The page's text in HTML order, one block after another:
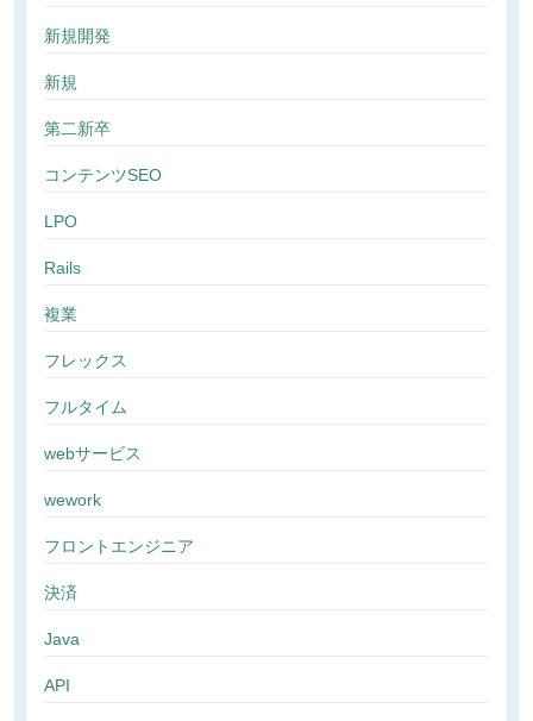
新規開発
新規
第二新卒
コンテンツSEO
LPO
Rails
複業
フレックス
フルタイム
webサービス
wework
フロントエンジニア
決済
Java
API